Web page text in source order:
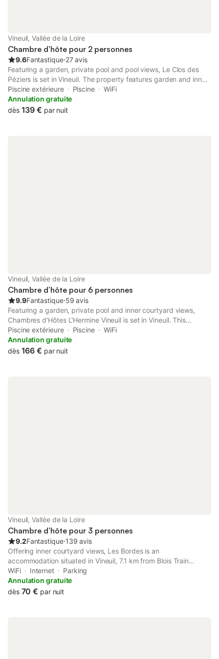
Vineuil, Vallée de la Loire
Chambre d’hôte pour 2 personnes
9.6Fantastique⋅27 avis
Featuring a garden, private pool and pool views, Le Clos des
Péziers is set in Vineuil. The property features garden and inner
courtyard views, and is 6.9 km from Cathedral of St. Louis of
Blois.
Piscine extérieure Piscine
WiFi
Annulation gratuite
dès 139 € par nuit
Vineuil, Vallée de la Loire
Chambre d’hôte pour 6 personnes
9.9Fantastique⋅59 avis
Featuring a garden, private pool and inner courtyard views,
Chambres d'Hôtes L'Hermine Vineuil is set in Vineuil. This
property offers access to a terrace, a pool table, free private
parking and free WiFi.
Piscine extérieure Piscine
WiFi
Annulation gratuite
dès 166 € par nuit
Vineuil, Vallée de la Loire
Chambre d’hôte pour 3 personnes
9.2Fantastique⋅139 avis
Offering inner courtyard views, Les Bordes is an
accommodation situated in Vineuil, 7.1 km from Blois Train
Station and 7.5 km from Blois Castle. This bed and breakfast
features free private parking, a shared kitchen and free WiFi.
WiFi Internet
Parking
Annulation gratuite
dès 70 € par nuit